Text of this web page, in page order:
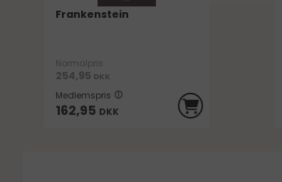
Frankenstein
Normalpris
254,95 DKK
Medlemspris
162,95 DKK